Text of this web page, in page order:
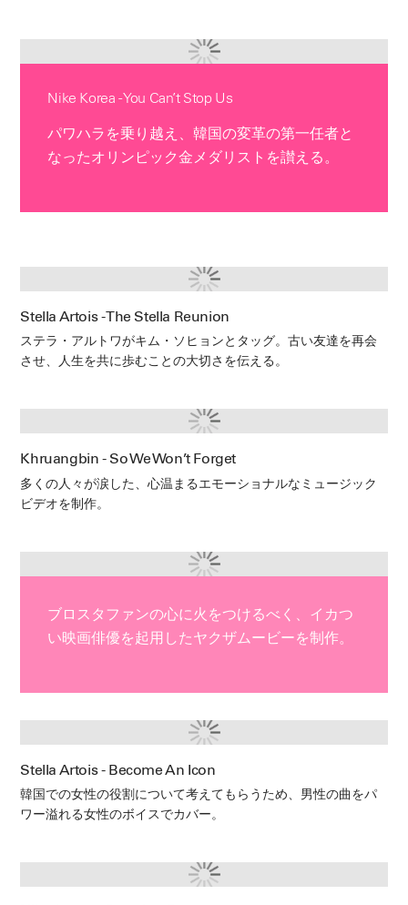
Nike Korea - You Can’t Stop Us
パワハラを乗り越え、韓国の変革の第一任者と
なったオリンピック金メダリストを讃える。
Stella Artois - The Stella Reunion
ステラ・アルトワがキム・ソヒョンとタッグ。古い友達を再会
させ、人生を共に歩むことの大切さを伝える。
Khruangbin - So We Won’t Forget
多くの人々が涙した、心温まるエモーショナルなミュージック
ビデオを制作。
ブロスタファンの心に火をつけるべく、イカつ
い映画俳優を起用したヤクザムービーを制作。
Stella Artois - Become An Icon
韓国での女性の役割について考えてもらうため、男性の曲をパ
ワー溢れる女性のボイスでカバー。